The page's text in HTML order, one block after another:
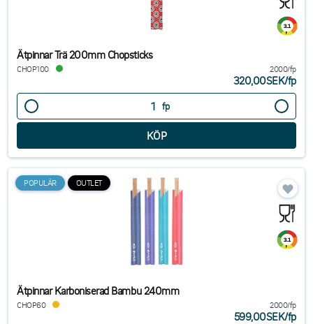
Ätpinnar Trä 200mm Chopsticks
CHOP100 2000/fp
320,00SEK/fp
fp
POPULÄR OUTLET
Ätpinnar Karboniserad Bambu 240mm
CHOP60 2000/fp
599,00SEK/fp